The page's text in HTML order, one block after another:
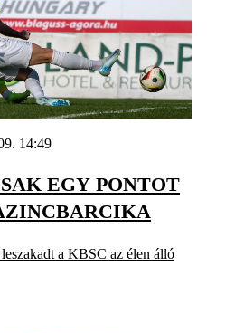
14:49
EGY PONTOT
a KBSC az élen álló